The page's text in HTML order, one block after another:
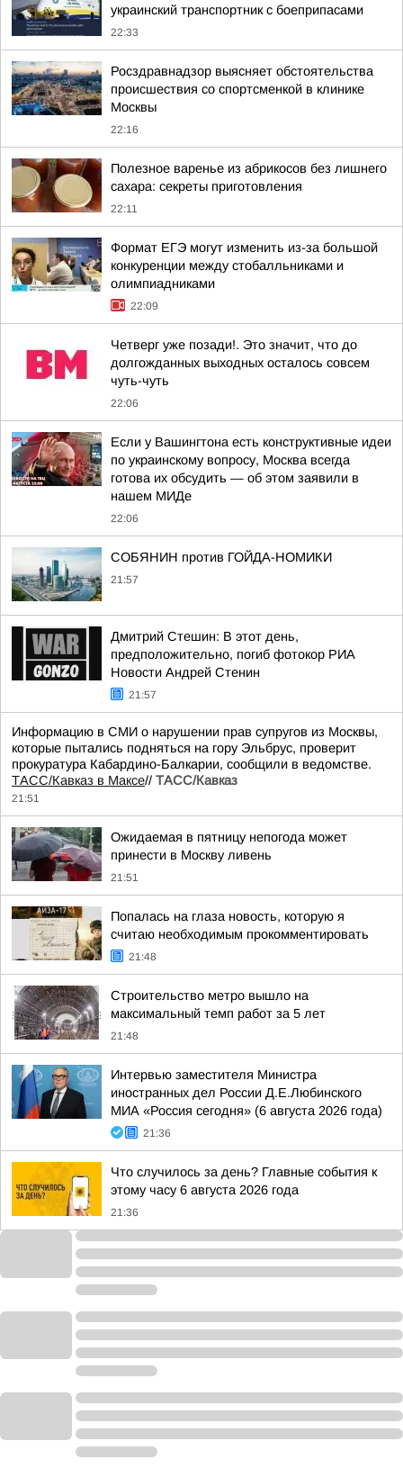
украинский транспортник с боеприпасами
22:33
Росздравнадзор выясняет обстоятельства
происшествия со спортсменкой в клинике
Москвы
22:16
Полезное варенье из абрикосов без лишнего
сахара: секреты приготовления
22:11
Формат ЕГЭ могут изменить из-за большой
конкуренции между стобалльниками и
олимпиадниками
22:09
Четверг уже позади!. Это значит, что до
долгожданных выходных осталось совсем
чуть-чуть
22:06
Если у Вашингтона есть конструктивные идеи
по украинскому вопросу, Москва всегда
готова их обсудить — об этом заявили в
нашем МИДе
22:06
СОБЯНИН против ГОЙДА-НОМИКИ
21:57
Дмитрий Стешин: В этот день,
предположительно, погиб фотокор РИА
Новости Андрей Стенин
21:57
Информацию в СМИ о нарушении прав супругов из Москвы,
которые пытались подняться на гору Эльбрус, проверит
прокуратура Кабардино-Балкарии, сообщили в ведомстве.
ТАСС/Кавказ в Максе// ТАСС/Кавказ
21:51
Ожидаемая в пятницу непогода может
принести в Москву ливень
21:51
Попалась на глаза новость, которую я
считаю необходимым прокомментировать
21:48
Строительство метро вышло на
максимальный темп работ за 5 лет
21:48
Интервью заместителя Министра
иностранных дел России Д.Е.Любинского
МИА «Россия сегодня» (6 августа 2026 года)
21:36
Что случилось за день? Главные события к
этому часу 6 августа 2026 года
21:36